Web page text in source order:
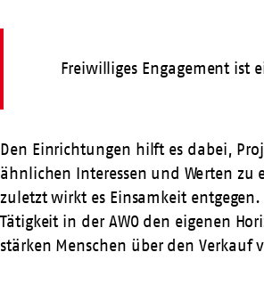
Freiwilliges Engagement ist
Den Einrichtungen hilft es dabei,
ähnlichen Interessen und Werten
zuletzt wirkt es Einsamkeit
Tätigkeit in der AWO den eigenen
stärken Menschen über den Verkauf